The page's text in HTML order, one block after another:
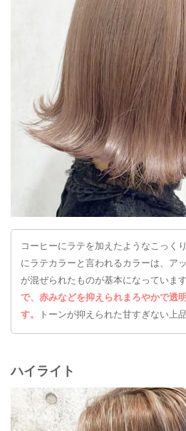
コーヒーにラテを加えたようなこっく
にラテカラーと言われるカラーは、ア
が混ぜられたものが基本になっています
で、赤みなどを抑えられまろやかで透
す。
トーンが抑えられた甘すぎない上
ハイライト